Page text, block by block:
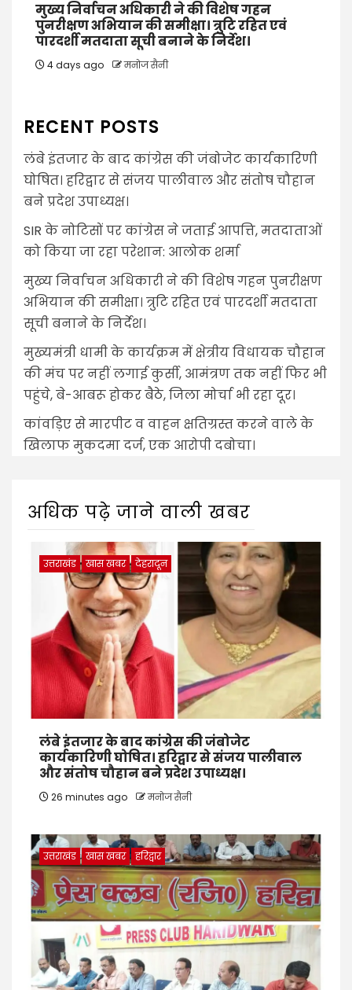
मुख्य निर्वाचन अधिकारी ने की विशेष गहन
पुनरीक्षण अभियान की समीक्षा। त्रुटि रहित एवं
पारदर्शी मतदाता सूची बनाने के निर्देश।
4 days ago मनोज सैनी
RECENT POSTS
लंबे इंतजार के बाद कांग्रेस की जंबोजेट कार्यकारिणी
घोषित। हरिद्वार से संजय पालीवाल और संतोष चौहान
बने प्रदेश उपाध्यक्ष।
SIR के नोटिसों पर कांग्रेस ने जताई आपत्ति, मतदाताओं
को किया जा रहा परेशान: आलोक शर्मा
मुख्य निर्वाचन अधिकारी ने की विशेष गहन पुनरीक्षण
अभियान की समीक्षा। त्रुटि रहित एवं पारदर्शी मतदाता
सूची बनाने के निर्देश।
मुख्यमंत्री धामी के कार्यक्रम में क्षेत्रीय विधायक चौहान
की मंच पर नहीं लगाई कुर्सी, आमंत्रण तक नहीं फिर भी
पहुंचे, बे-आबरू होकर बैठे, जिला मोर्चा भी रहा दूर।
कांवड़िए से मारपीट व वाहन क्षतिग्रस्त करने वाले के
खिलाफ मुकदमा दर्ज, एक आरोपी दबोचा।
अधिक पढ़े जाने वाली खबर
उत्तराखंड खास खबर देहरादून
लंबे इंतजार के बाद कांग्रेस की जंबोजेट
कार्यकारिणी घोषित। हरिद्वार से संजय पालीवाल
और संतोष चौहान बने प्रदेश उपाध्यक्ष।
26 minutes ago मनोज सैनी
उत्तराखंड खास खबर हरिद्वार